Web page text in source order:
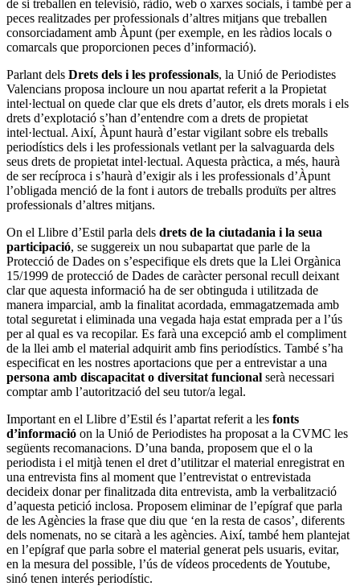
de si treballen en televisió, ràdio, web o xarxes socials, i també per a
peces realitzades per professionals d’altres mitjans que treballen
consorciadament amb Àpunt (per exemple, en les ràdios locals o
comarcals que proporcionen peces d’informació).
Parlant dels Drets dels i les professionals, la Unió de Periodistes
Valencians proposa incloure un nou apartat referit a la Propietat
intel·lectual on quede clar que els drets d’autor, els drets morals i els
drets d’explotació s’han d’entendre com a drets de propietat
intel·lectual. Així, Àpunt haurà d’estar vigilant sobre els treballs
periodístics dels i les professionals vetlant per la salvaguarda dels
seus drets de propietat intel·lectual. Aquesta pràctica, a més, haurà
de ser recíproca i s’haurà d’exigir als i les professionals d’Àpunt
l’obligada menció de la font i autors de treballs produïts per altres
professionals d’altres mitjans.
On el Llibre d’Estil parla dels drets de la ciutadania i la seua
participació, se suggereix un nou subapartat que parle de la
Protecció de Dades on s’especifique els drets que la Llei Orgànica
15/1999 de protecció de Dades de caràcter personal recull deixant
clar que aquesta informació ha de ser obtinguda i utilitzada de
manera imparcial, amb la finalitat acordada, emmagatzemada amb
total seguretat i eliminada una vegada haja estat emprada per a l’ús
per al qual es va recopilar. Es farà una excepció amb el compliment
de la llei amb el material adquirit amb fins periodístics. També s’ha
especificat en les nostres aportacions que per a entrevistar a una
persona amb discapacitat o diversitat funcional serà necessari
comptar amb l’autorització del seu tutor/a legal.
Important en el Llibre d’Estil és l’apartat referit a les fonts
d’informació on la Unió de Periodistes ha proposat a la CVMC les
següents recomanacions. D’una banda, proposem que el o la
periodista i el mitjà tenen el dret d’utilitzar el material enregistrat en
una entrevista fins al moment que l’entrevistat o entrevistada
decideix donar per finalitzada dita entrevista, amb la verbalització
d’aquesta petició inclosa. Proposem eliminar de l’epígraf que parla
de les Agències la frase que diu que ‘en la resta de casos’, diferents
dels nomenats, no se citarà a les agències. Així, també hem plantejat
en l’epígraf que parla sobre el material generat pels usuaris, evitar,
en la mesura del possible, l’ús de vídeos procedents de Youtube,
sinó tenen interés periodístic.